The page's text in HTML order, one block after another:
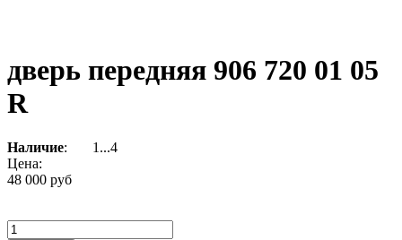
дверь передняя 906 720 01 05
R
Наличие:
1...4
Цена:
48 000 руб